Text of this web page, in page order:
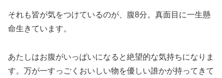
それも皆が気をつけているのが、腹8分。真面目に一生懸
命生きています。
あたしはお腹がいっぱいになると絶望的な気持ちになりま
す。万が一すっごくおいしい物を優しい誰かが持ってきて